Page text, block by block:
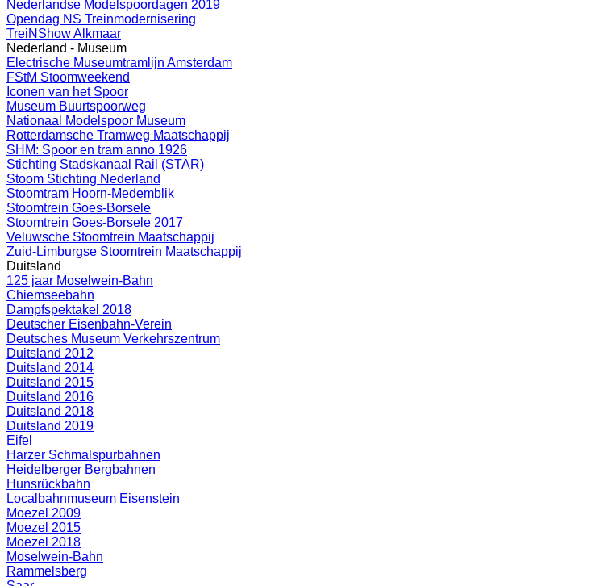
Nederlandse Modelspoordagen 2019
Opendag NS Treinmodernisering
TreiNShow Alkmaar
Nederland - Museum
Electrische Museumtramlijn Amsterdam
FStM Stoomweekend
Iconen van het Spoor
Museum Buurtspoorweg
Nationaal Modelspoor Museum
Rotterdamsche Tramweg Maatschappij
SHM: Spoor en tram anno 1926
Stichting Stadskanaal Rail (STAR)
Stoom Stichting Nederland
Stoomtram Hoorn-Medemblik
Stoomtrein Goes-Borsele
Stoomtrein Goes-Borsele 2017
Veluwsche Stoomtrein Maatschappij
Zuid-Limburgse Stoomtrein Maatschappij
Duitsland
125 jaar Moselwein-Bahn
Chiemseebahn
Dampfspektakel 2018
Deutscher Eisenbahn-Verein
Deutsches Museum Verkehrszentrum
Duitsland 2012
Duitsland 2014
Duitsland 2015
Duitsland 2016
Duitsland 2018
Duitsland 2019
Eifel
Harzer Schmalspurbahnen
Heidelberger Bergbahnen
Hunsrückbahn
Localbahnmuseum Eisenstein
Moezel 2009
Moezel 2015
Moezel 2018
Moselwein-Bahn
Rammelsberg